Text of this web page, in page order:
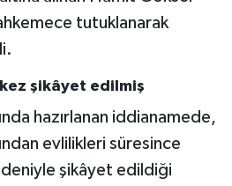
tutuklanarak
şikâyet edilmiş
hazırlanan iddianamede,
evlilikleri süresince
şikâyet edildiği